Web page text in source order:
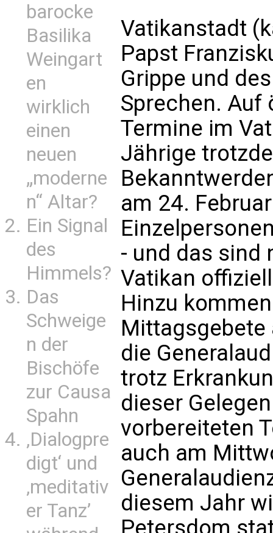
barocke
Basilika
Weingart
en
wirklich
einen
neuen
„moderne
n“ Altar?
Ein Signal
des
Himmels?
Das
Schweige
n der
Bischöfe
zur Causa
Spahn
‚Dialogpre
digt‘ und
‚meditativ
er Tanz’
Vatikanstadt
Papst
Grippe und
Sprechen.
Termine im
Jährige
am 24.
- und das sind
Vatikan
Hinzu
Mittagsgebete
die
trotz
dieser
vorbereiteten
auch am
diesem Jahr